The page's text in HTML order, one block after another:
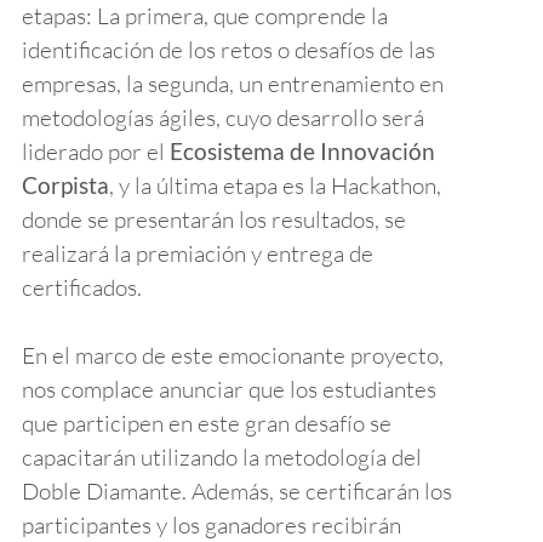
etapas: La primera, que comprende la
identificación de los retos o desafíos de las
empresas, la segunda, un entrenamiento en
metodologías ágiles, cuyo desarrollo será
liderado por el Ecosistema de Innovación
Corpista, y la última etapa es la Hackathon,
donde se presentarán los resultados, se
realizará la premiación y entrega de
certificados.
En el marco de este emocionante proyecto,
nos complace anunciar que los estudiantes
que participen en este gran desafío se
capacitarán utilizando la metodología del
Doble Diamante. Además, se certificarán los
participantes y los ganadores recibirán